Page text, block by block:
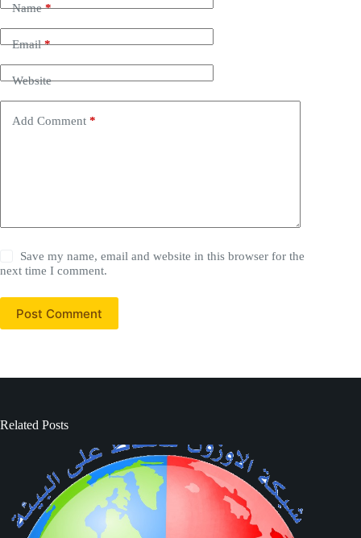
Name*
Email*
Website
Add Comment *
Save my name, email and website in this browser for the
next time I comment.
Post Comment
Related Posts